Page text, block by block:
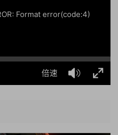
倍速
Format error(code:4)